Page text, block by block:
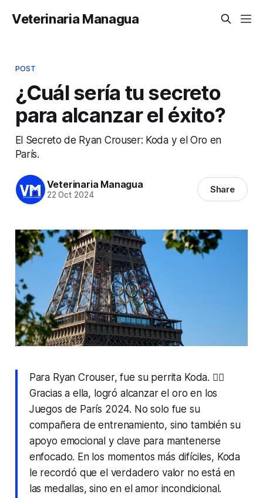
Veterinaria Managua
POST
¿Cuál sería tu secreto
para alcanzar el éxito?
El Secreto de Ryan Crouser: Koda y el Oro en
París.
Veterinaria Managua
22 Oct 2024 Share
Para Ryan Crouser, fue su perrita Koda. ❤️‍🐶
Gracias a ella, logró alcanzar el oro en los
Juegos de París 2024. No solo fue su
compañera de entrenamiento, sino también su
apoyo emocional y clave para mantenerse
enfocado. En los momentos más difíciles, Koda
le recordó que el verdadero valor no está en
las medallas, sino en el amor incondicional.